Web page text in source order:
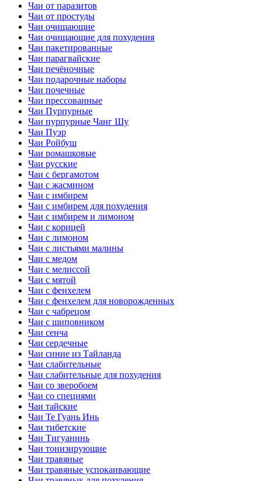
Чаи от паразитов
Чаи от простуды
Чаи очищающие
Чаи очищающие для похудения
Чаи пакетированные
Чаи парагвайские
Чаи печёночные
Чаи подарочные наборы
Чаи почечные
Чаи прессованные
Чаи Пурпурные
Чаи пурпурные Чанг Шу
Чаи Пуэр
Чаи Ройбуш
Чаи ромашковые
Чаи русские
Чаи с бергамотом
Чаи с жасмином
Чаи с имбирем
Чаи с имбирем для похудения
Чаи с имбирем и лимоном
Чаи с корицей
Чаи с лимоном
Чаи с листьями малины
Чаи с медом
Чаи с мелиссой
Чаи с мятой
Чаи с фенхелем
Чаи с фенхелем для новорожденных
Чаи с чабрецом
Чаи с шиповником
Чаи сенча
Чаи сердечные
Чаи синие из Тайланда
Чаи слабительные
Чаи слабительные для похудения
Чаи со зверобоем
Чаи со специями
Чаи тайские
Чаи Те Гуань Инь
Чаи тибетские
Чаи Тигуанинь
Чаи тонизирующие
Чаи травяные
Чаи травяные успокаивающие